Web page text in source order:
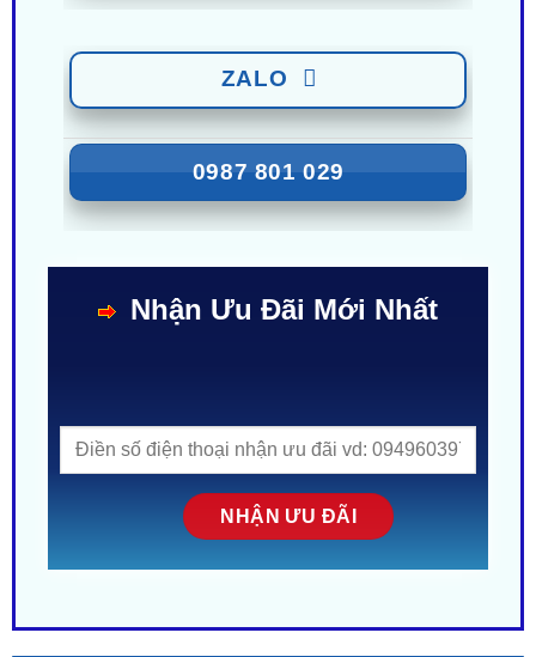
0949 60 3979
ZALO
0987 801 029